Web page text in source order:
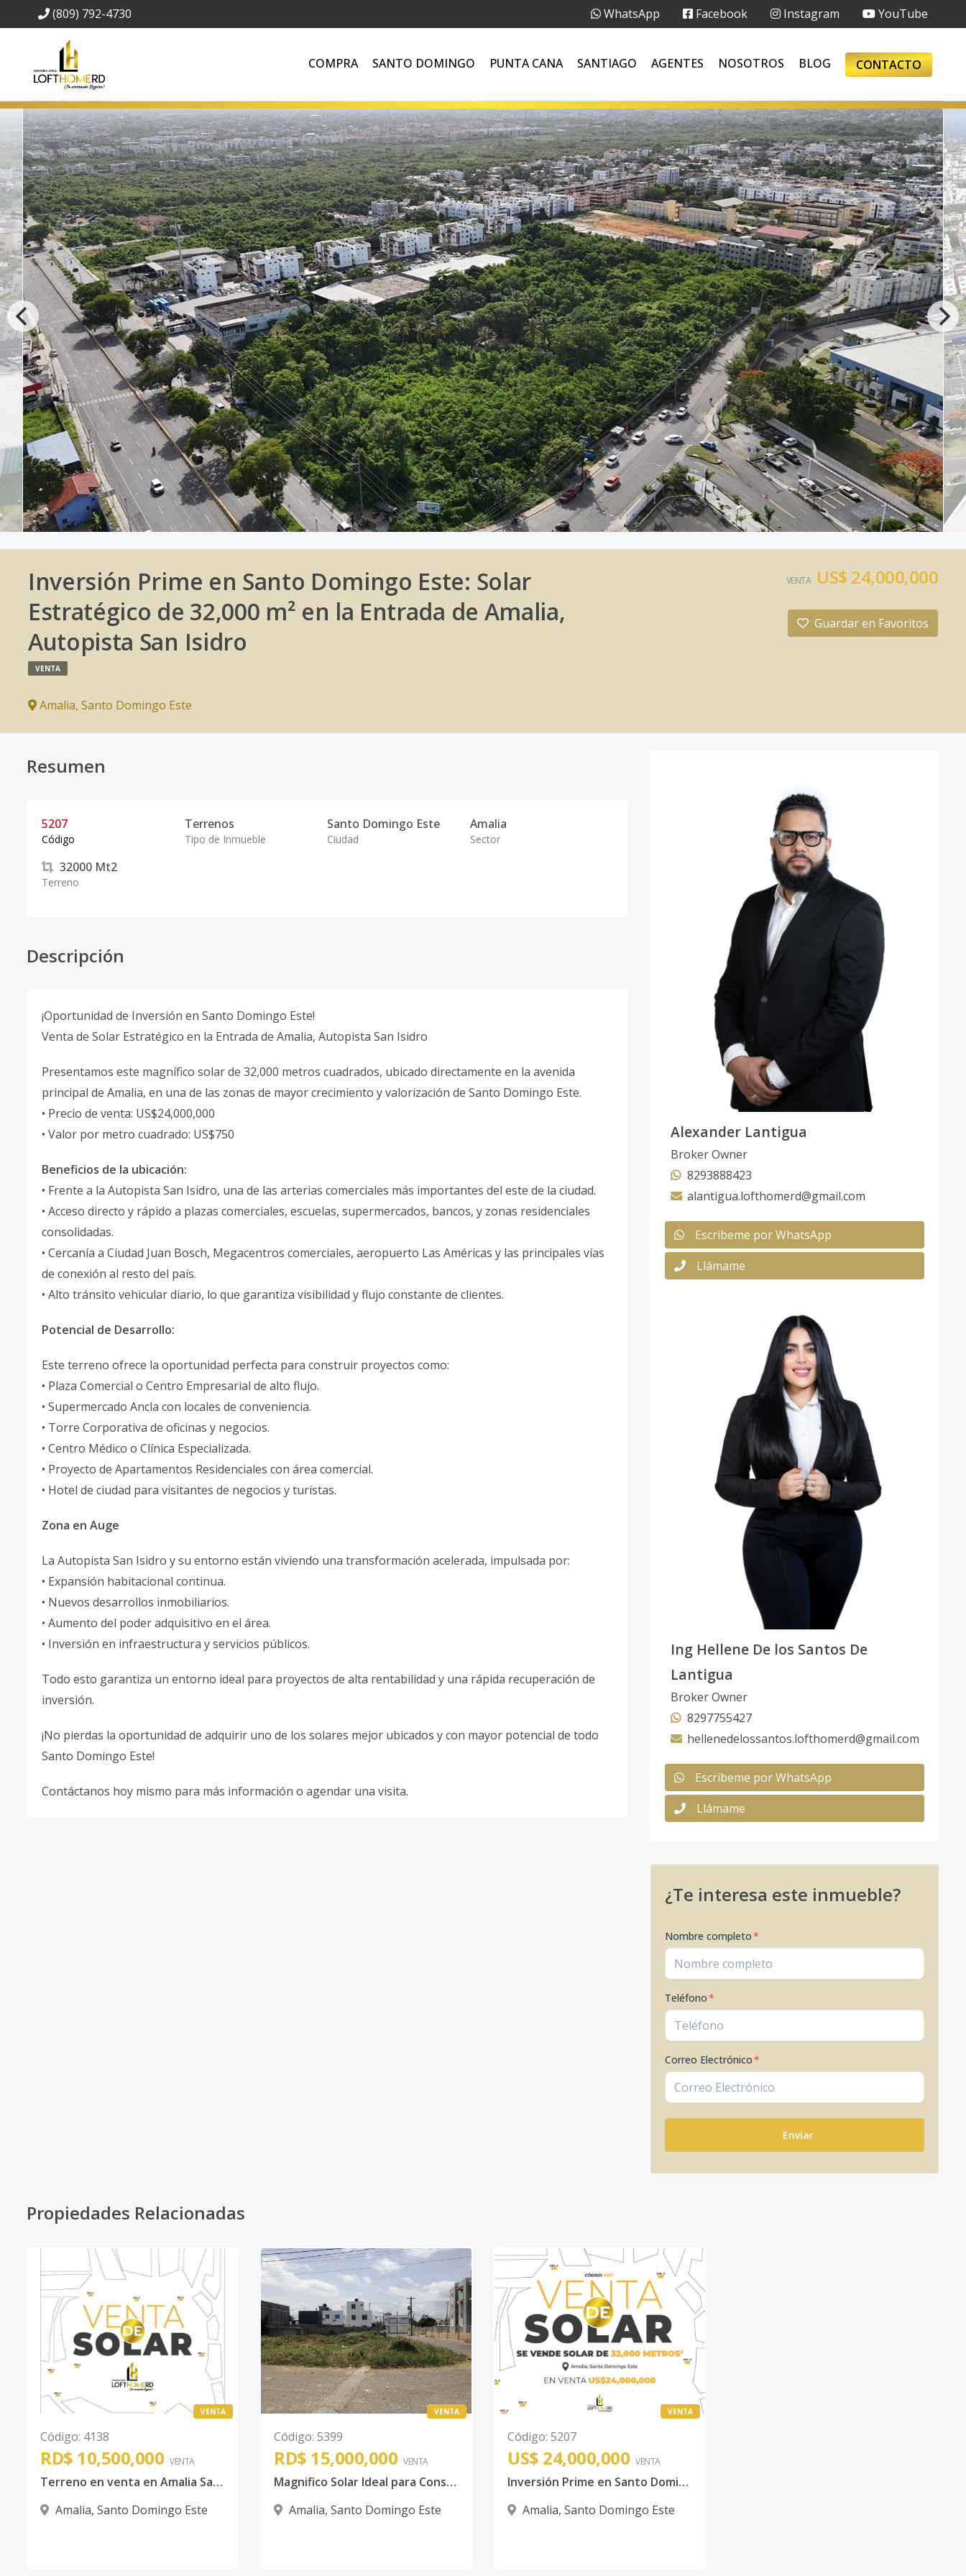
(809) 792-4730 WhatsApp Facebook Instagram YouTube
COMPRA SANTO DOMINGO PUNTA CANA SANTIAGO AGENTES NOSOTROS BLOG CONTACTO
Inversión Prime en Santo Domingo Este: Solar
Estratégico de 32,000 m² en la Entrada de Amalia,
Autopista San Isidro
VENTA
Amalia, Santo Domingo Este
VENTA US$ 24,000,000
Guardar en Favoritos
Resumen
5207
Código
Terrenos
Tipo de Inmueble
Santo Domingo Este
Ciudad
Amalia
Sector
32000 Mt2
Terreno
Descripción
¡Oportunidad de Inversión en Santo Domingo Este!
Venta de Solar Estratégico en la Entrada de Amalia, Autopista San Isidro
Presentamos este magnífico solar de 32,000 metros cuadrados, ubicado directamente en la avenida
principal de Amalia, en una de las zonas de mayor crecimiento y valorización de Santo Domingo Este.
• Precio de venta: US$24,000,000
• Valor por metro cuadrado: US$750
Beneficios de la ubicación:
• Frente a la Autopista San Isidro, una de las arterias comerciales más importantes del este de la ciudad.
• Acceso directo y rápido a plazas comerciales, escuelas, supermercados, bancos, y zonas residenciales
consolidadas.
• Cercanía a Ciudad Juan Bosch, Megacentros comerciales, aeropuerto Las Américas y las principales vías
de conexión al resto del país.
• Alto tránsito vehicular diario, lo que garantiza visibilidad y flujo constante de clientes.
Potencial de Desarrollo:
Este terreno ofrece la oportunidad perfecta para construir proyectos como:
• Plaza Comercial o Centro Empresarial de alto flujo.
• Supermercado Ancla con locales de conveniencia.
• Torre Corporativa de oficinas y negocios.
• Centro Médico o Clínica Especializada.
• Proyecto de Apartamentos Residenciales con área comercial.
• Hotel de ciudad para visitantes de negocios y turistas.
Zona en Auge
La Autopista San Isidro y su entorno están viviendo una transformación acelerada, impulsada por:
• Expansión habitacional continua.
• Nuevos desarrollos inmobiliarios.
• Aumento del poder adquisitivo en el área.
• Inversión en infraestructura y servicios públicos.
Todo esto garantiza un entorno ideal para proyectos de alta rentabilidad y una rápida recuperación de
inversión.
¡No pierdas la oportunidad de adquirir uno de los solares mejor ubicados y con mayor potencial de todo
Santo Domingo Este!
Contáctanos hoy mismo para más información o agendar una visita.
Alexander Lantigua
Broker Owner
8293888423
alantigua.lofthomerd@gmail.com
Escribeme por WhatsApp
Llámame
Ing Hellene De los Santos De
Lantigua
Broker Owner
8297755427
hellenedelossantos.lofthomerd@gmail.com
Escribeme por WhatsApp
Llámame
¿Te interesa este inmueble?
Nombre completo*
Teléfono*
Correo Electrónico*
Enviar
Propiedades Relacionadas
VENTA
Código: 4138
RD$ 10,500,000 VENTA
Terreno en venta en Amalia Santo Domingo Este
Amalia, Santo Domingo Este
VENTA
Código: 5399
RD$ 15,000,000 VENTA
Magnifico Solar Ideal para Construir un Proyecto En Amalia
Amalia, Santo Domingo Este
VENTA
Código: 5207
US$ 24,000,000 VENTA
Inversión Prime en Santo Domingo Este: Solar Estratégico de 32,000 m² en la Entrada de Amalia, Autopista San Isidro
Amalia, Santo Domingo Este